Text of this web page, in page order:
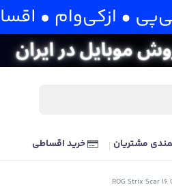
مشتریان خرید اقساطی